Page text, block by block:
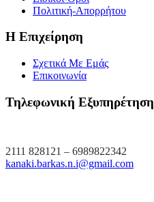
Πολιτική-Απορρήτου
Η Επιχείρηση
Σχετικά Με Εμάς
Επικοινωνία
Τηλεφωνική Εξυπηρέτηση
2111 828121 – 6989822342
kanaki.barkas.n.i@gmail.com